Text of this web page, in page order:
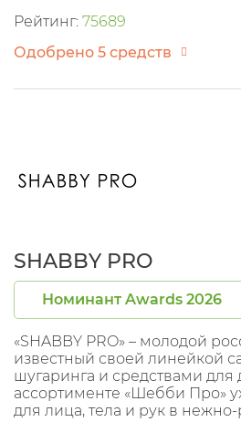
Рейтинг: 75689
Одобрено 5 средств
SHABBY PRO
Номинант Awards 2026
«SHABBY PRO» – молодой
известный своей линейкой
шугаринга и средствами
ассортименте «Шебби Про»
для лица, тела и рук в нежно-